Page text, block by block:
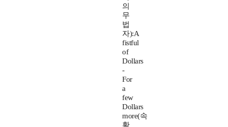
의
무
법
자):A
fistful
of
Dollars
-
For
a
few
Dollars
more(속
황